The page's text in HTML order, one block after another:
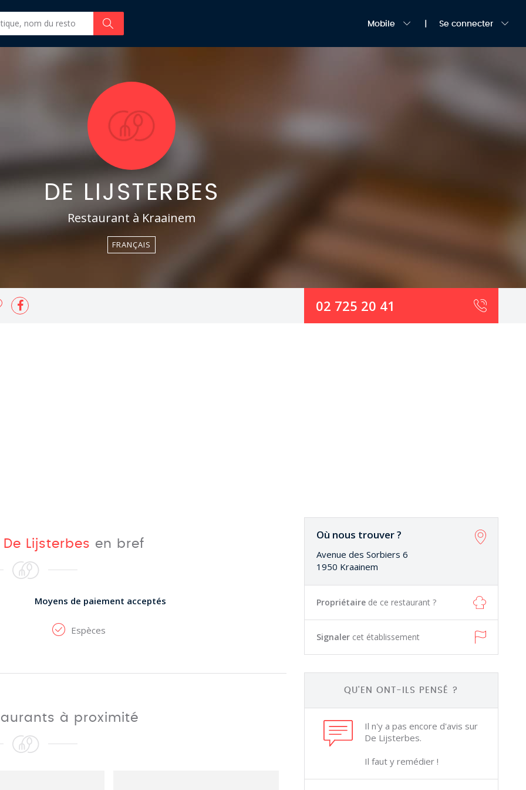
Mobile Se connecter
DE LIJSTERBES
Restaurant à Kraainem
FRANÇAIS
02 725 20 41
Où nous trouver ?
Avenue des Sorbiers 6
1950 Kraainem
Propriétaire de ce restaurant ?
Signaler cet établissement
QU'EN ONT-ILS PENSÉ ?
Il n'y a pas encore d'avis sur
De Lijsterbes.
Il faut y remédier !
De Lijsterbes en bref
Moyens de paiement acceptés
Espèces
à proximité